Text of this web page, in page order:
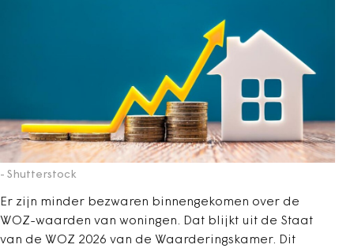
- Shutterstock
Er zijn minder bezwaren binnengekomen over de
WOZ-waarden van woningen. Dat blijkt uit de Staat
van de WOZ 2026 van de Waarderingskamer. Dit